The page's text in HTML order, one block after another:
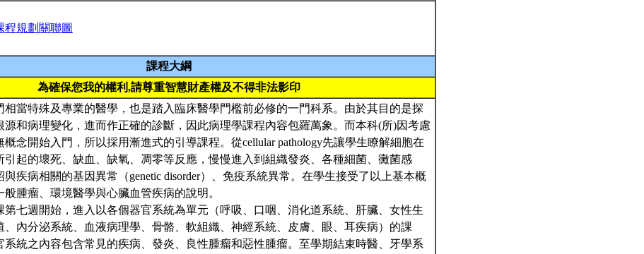
程規劃關聯圖
課程大綱
為確保您我的權利,請尊重智慧財產權及不得非法影印
相當特殊及專業的醫學，也是踏入臨床醫學門檻前必修的一門科系。由於其目的是探
源和病理變化，進而作正確的診斷，因此病理學課程內容包羅萬象。而本科(所)因考慮
概念開始入門，所以採用漸進式的引導課程。從cellular pathology先讓學生瞭解細胞在
引起的壞死、缺血、缺氧、凋零等反應，慢慢進入到組織發炎、各種細菌、黴菌感
與疾病相關的基因異常（genetic disorder）、免疫系統異常。在學生接受了以上基本概
般腫瘤、環境醫學與心臟血管疾病的說明。
第七週開始，進入以各個器官系統為單元（呼吸、口咽、消化道系統、肝臟、女性生
、內分泌系統、血液病理學、骨骼、軟組織、神經系統、皮膚、眼、耳疾病）的課
系統之內容包含常見的疾病、發炎、良性腫瘤和惡性腫瘤。至學期結束時醫、牙學系